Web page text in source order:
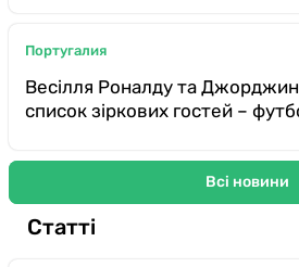
Португалия
Весілля Роналду та
список зіркових гостей –
Всі новини
Статті